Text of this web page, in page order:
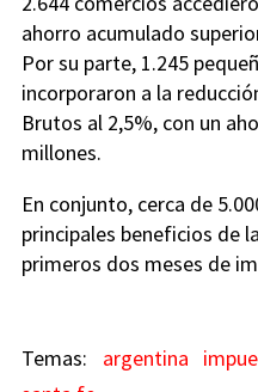
ahorro acumulado
Por su parte, 1.245
incorporaron a la
Brutos al 2,5%, con un
millones.
En conjunto, cerca de
principales beneficios de
primeros dos meses de
argentina